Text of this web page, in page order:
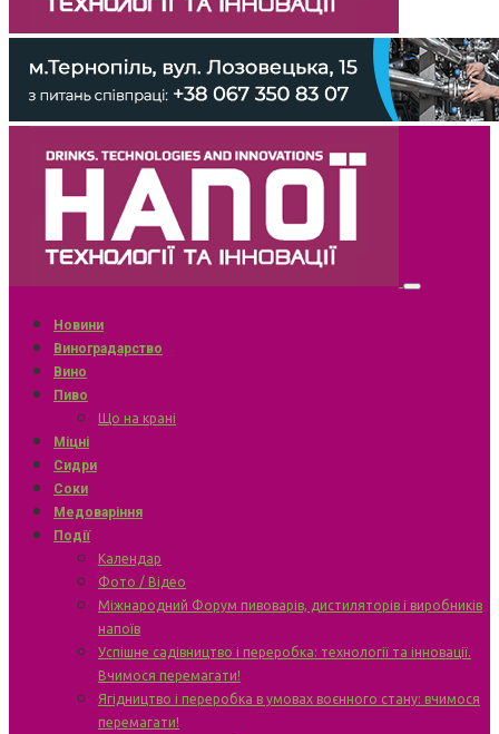
Новини
Виноградарство
Вино
Пиво
Що на крані
Міцні
Сидри
Соки
Медоваріння
Події
Календар
Фото / Відео
Міжнародний Форум пивоварів, дистиляторів і виробників
напоїв
Успішне садівництво і переробка: технології та інновації.
Вчимося перемагати!
Ягідництво і переробка в умовах воєнного стану: вчимося
перемагати!